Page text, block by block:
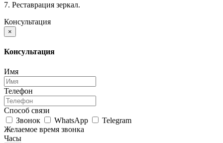
7. Реставрация зеркал.
Консультация
×
Консультация
Имя
Телефон
Способ связи
Звонок
WhatsApp
Telegram
Желаемое время звонка
Часы